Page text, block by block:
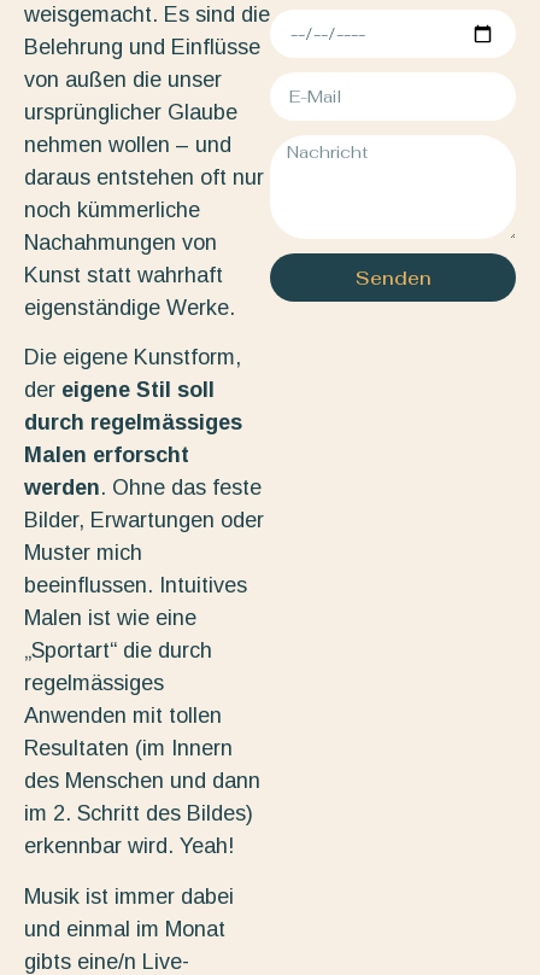
weisgemacht. Es sind die
Belehrung und Einflüsse
von außen die unser
ursprünglicher Glaube
nehmen wollen – und
daraus entstehen oft nur
noch kümmerliche
Nachahmungen von
Kunst statt wahrhaft
eigenständige Werke.
Die eigene Kunstform,
der eigene Stil soll
durch regelmässiges
Malen erforscht
werden. Ohne das feste
Bilder, Erwartungen oder
Muster mich
beeinflussen. Intuitives
Malen ist wie eine
„Sportart“ die durch
regelmässiges
Anwenden mit tollen
Resultaten (im Innern
des Menschen und dann
im 2. Schritt des Bildes)
erkennbar wird. Yeah!
Musik ist immer dabei
und einmal im Monat
gibts eine/n Live-
Senden